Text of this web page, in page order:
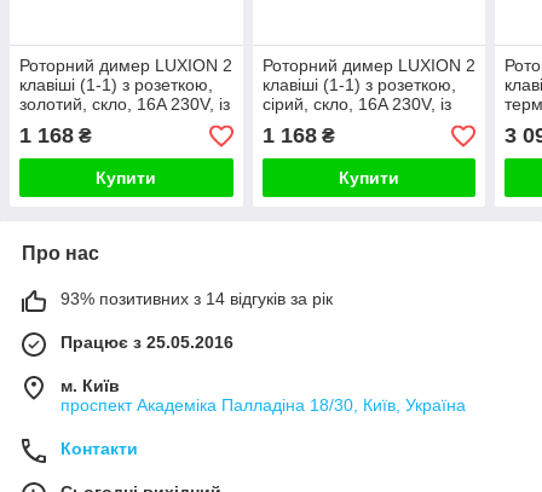
Роторний димер LUXION 2
клавіші (1-1) з розеткою,
золотий, скло, 16A 230V, із
заземленням, захисні
шторки
1 168 ₴
Купити
Роторний димер LUXION 2
клавіші (1-1) з розеткою,
сірий, скло, 16A 230V, із
заземленням, захисні
шторки
1 168₴
Купити
3
Про нас
93% позитивних з 14 відгуків за рік
Працює з 25.05.2016
м. Київ
проспект Академіка Палладіна 18/30, Київ, Україна
Контакти